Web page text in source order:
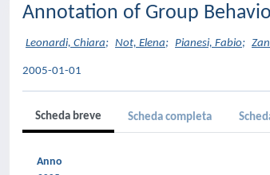
Annotation of Group
Leonardi, Chiara; Not, Elena; Pianesi, Fabio;
2005-01-01
Scheda breve Scheda completa
Anno